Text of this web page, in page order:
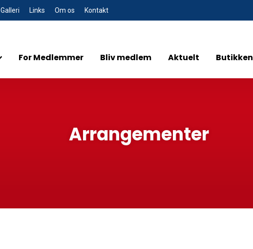
Galleri Links Om os Kontakt
For Medlemmer Bliv medlem Aktuelt Butikken
Arrangementer